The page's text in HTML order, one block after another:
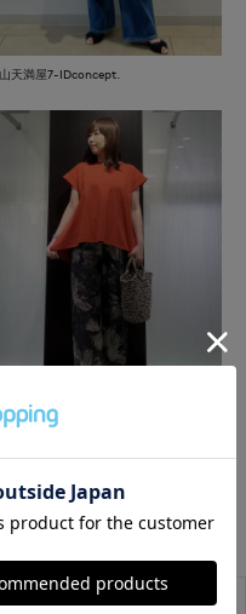
天満屋7-IDconcept.
購入レビュー